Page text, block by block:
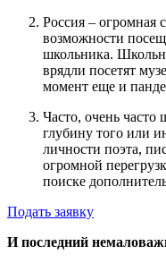
Россия – огромная
возможности
школьника.
врядли посетят
момент еще и
Часто, очень часто
глубину того или
личности поэта,
огромной
поиске
Подать заявку
И последний